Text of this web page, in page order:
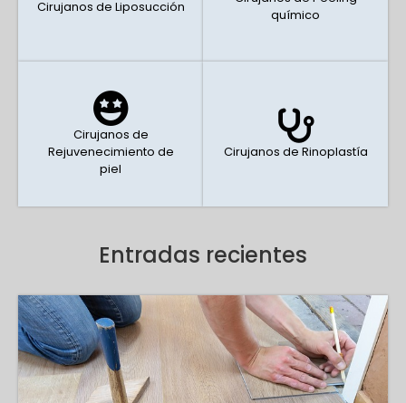
Cirujanos de Liposucción
químico
Cirujanos de
Rejuvenecimiento de
piel
Cirujanos de Rinoplastía
Entradas recientes